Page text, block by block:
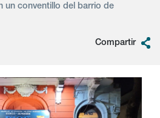
un conventillo del barrio de
Compartir